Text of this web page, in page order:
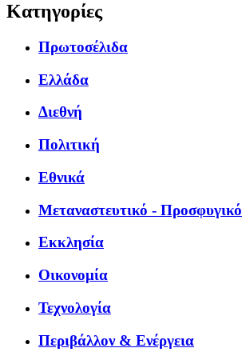
Κατηγορίες
Πρωτοσέλιδα
Ελλάδα
Διεθνή
Πολιτική
Εθνικά
Μεταναστευτικό - Προσφυγικό
Εκκλησία
Οικονομία
Τεχνολογία
Περιβάλλον & Ενέργεια